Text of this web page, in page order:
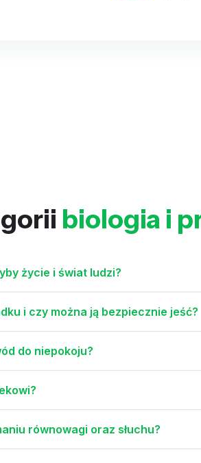
biologia i
życie i świat ludzi?
i czy można ją bezpiecznie jeść?
do niepokoju?
równowagi oraz słuchu?